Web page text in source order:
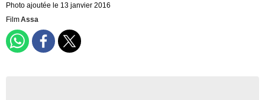
Photo ajoutée le 13 janvier 2016
FilmAssa